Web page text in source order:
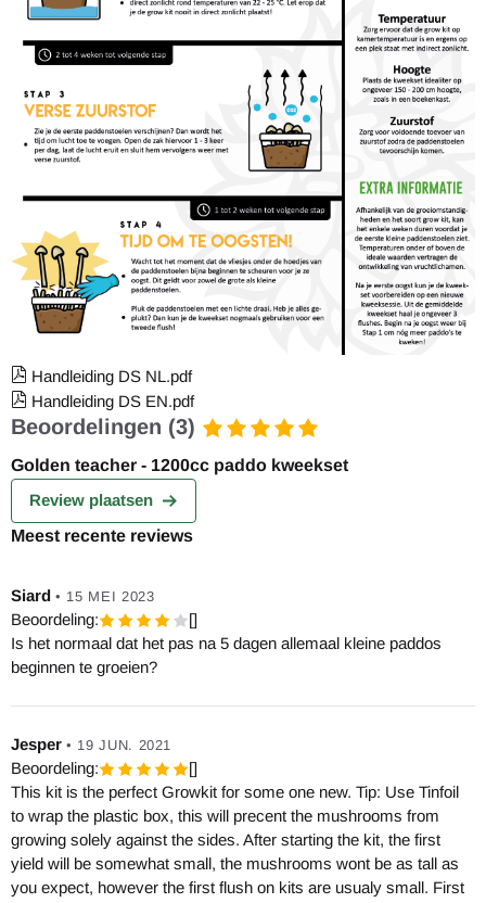
Handleiding DS NL.pdf
Handleiding DS EN.pdf
Beoordelingen (3)
Golden teacher - 1200cc paddo kweekset
Review plaatsen
Meest recente reviews
Siard • 15 MEI 2023
Beoordeling:
[]
Is het normaal dat het pas na 5 dagen allemaal kleine paddos
beginnen te groeien?
Jesper • 19 JUN. 2021
Beoordeling:
[]
This kit is the perfect Growkit for some one new. Tip: Use Tinfoil
to wrap the plastic box, this will precent the mushrooms from
growing solely against the sides. After starting the kit, the first
yield will be somewhat small, the mushrooms wont be as tall as
you expect, however the first flush on kits are usualy small. First